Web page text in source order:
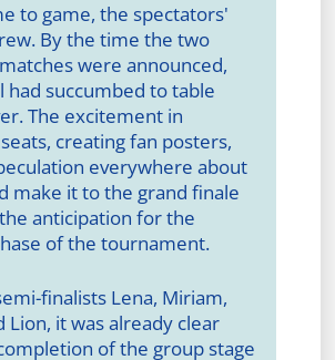
to game, the spectators'
By the time the two
were announced,
had succumbed to table
The excitement in
creating fan posters,
everywhere about
make it to the grand finale
anticipation for the
of the tournament.
finalists Lena, Miriam,
Lion, it was already clear
of the group stage